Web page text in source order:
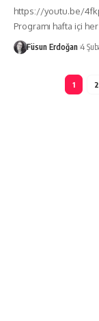
https://youtu.be/
Programı hafta içi
Füsun Erdoğan 4
1 2